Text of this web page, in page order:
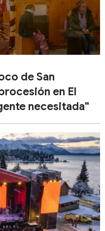
de San
en El
necesitada"